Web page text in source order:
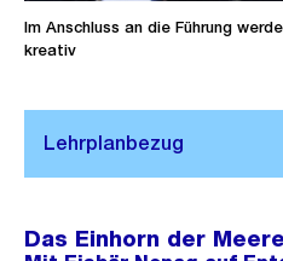
Im Anschluss an die Führung
kreativ
Das Einhorn der Meere